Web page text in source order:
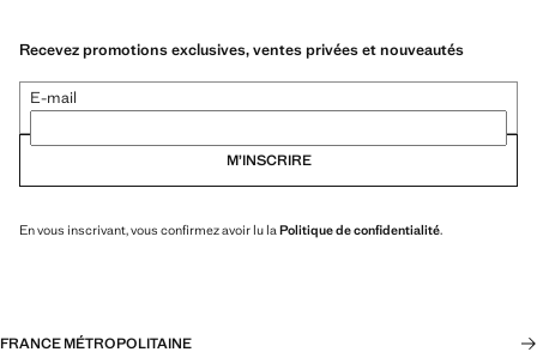
Recevez promotions exclusives, ventes privées et nouveautés
E-mail
M’INSCRIRE
En vous inscrivant, vous confirmez avoir lu la Politique de confidentialité.
FRANCE MÉTROPOLITAINE